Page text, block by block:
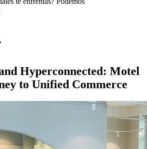
Hyperconnected: Motel
to Unified Commerce